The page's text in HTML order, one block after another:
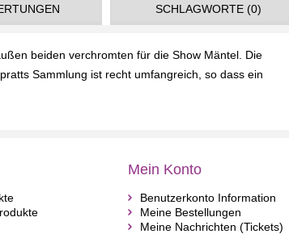
SCHLAGWORTE (0)
beiden verchromten für die Show Mäntel. Die
Sammlung ist recht umfangreich, so dass ein
Mein Konto
Benutzerkonto Information
Meine Bestellungen
Meine Nachrichten (Tickets)